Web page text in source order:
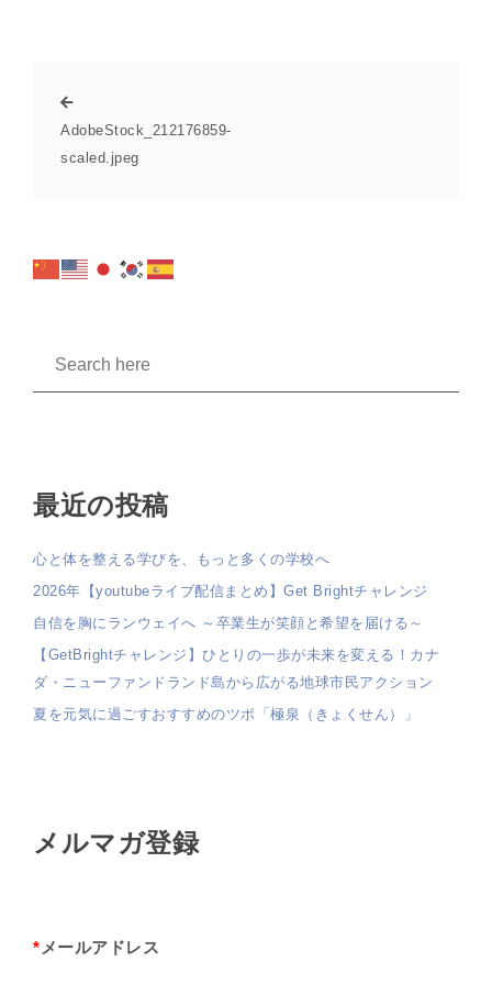
AdobeStock_212176859-
scaled.jpeg
最近の投稿
心と体を整える学びを、もっと多くの学校へ
2026年【youtubeライブ配信まとめ】Get Brightチャレンジ
自信を胸にランウェイへ ～卒業生が笑顔と希望を届ける～
【GetBrightチャレンジ】ひとりの一歩が未来を変える！カナ
ダ・ニューファンドランド島から広がる地球市民アクション
夏を元気に過ごすおすすめのツボ「極泉（きょくせん）」
メルマガ登録
* メールアドレス